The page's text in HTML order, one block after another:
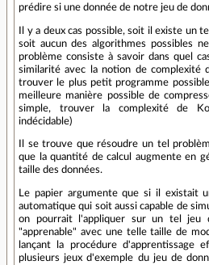
prédire si une donnée de notre jeu de
Il y a deux cas possible, soit il existe un
soit aucun des algorithmes possibles
problème consiste à savoir dans quel
similarité avec la notion de complexité
trouver le plus petit programme
meilleure manière possible de
simple, trouver la complexité de
indécidable)
Il se trouve que résoudre un tel
que la quantité de calcul augmente en
taille des données.
Le papier argumente que si il existait
automatique qui soit aussi capable de
on pourrait l'appliquer sur un tel jeu
"apprenable" avec une telle taille de
lançant la procédure d'apprentissage
plusieurs jeux d'exemple du jeu de